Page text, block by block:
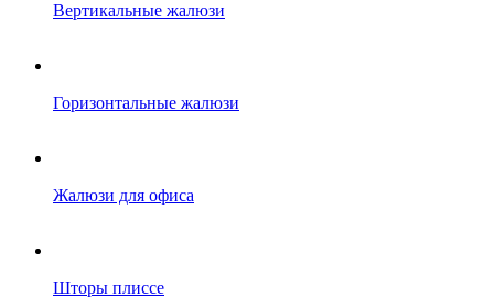
Вертикальные жалюзи
Горизонтальные жалюзи
Жалюзи для офиса
Шторы плиссе